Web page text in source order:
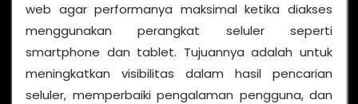
web agar performanya maksimal ketika diakses
menggunakan perangkat seluler seperti
smartphone dan tablet. Tujuannya adalah untuk
meningkatkan visibilitas dalam hasil pencarian
seluler, memperbaiki pengalaman pengguna, dan